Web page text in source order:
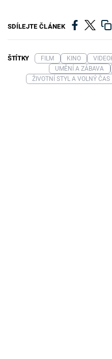
SDÍLEJTE ČLÁNEK
ŠTÍTKY FILM KINO
UMĚNÍ A ZÁBAVA
ŽIVOTNÍ STYL A VOLNÝ ČAS